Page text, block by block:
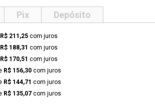
Pix Depósito
R$ 211,25 com juros
R$ 188,31 com juros
R$ 170,51 com juros
R$ 156,30 com juros
R$ 144,71 com juros
R$ 135,07 com juros